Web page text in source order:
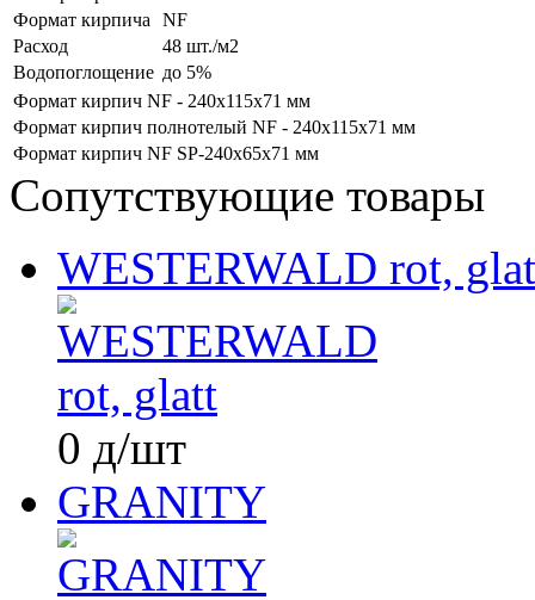
Формат кирпича
NF
Расход
48 шт./м2
Водопоглощение до 5%
Формат кирпич NF - 240x115x71 мм
Формат кирпич полнотелый NF - 240x115x71 мм
Формат кирпич NF SP-240x65x71 мм
Сопутствующие товары
WESTERWALD rot,
0 д/шт
GRANITY